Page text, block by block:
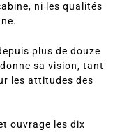
ni les qualités
plus de douze
sa vision, tant
les attitudes des
ouvrage les dix